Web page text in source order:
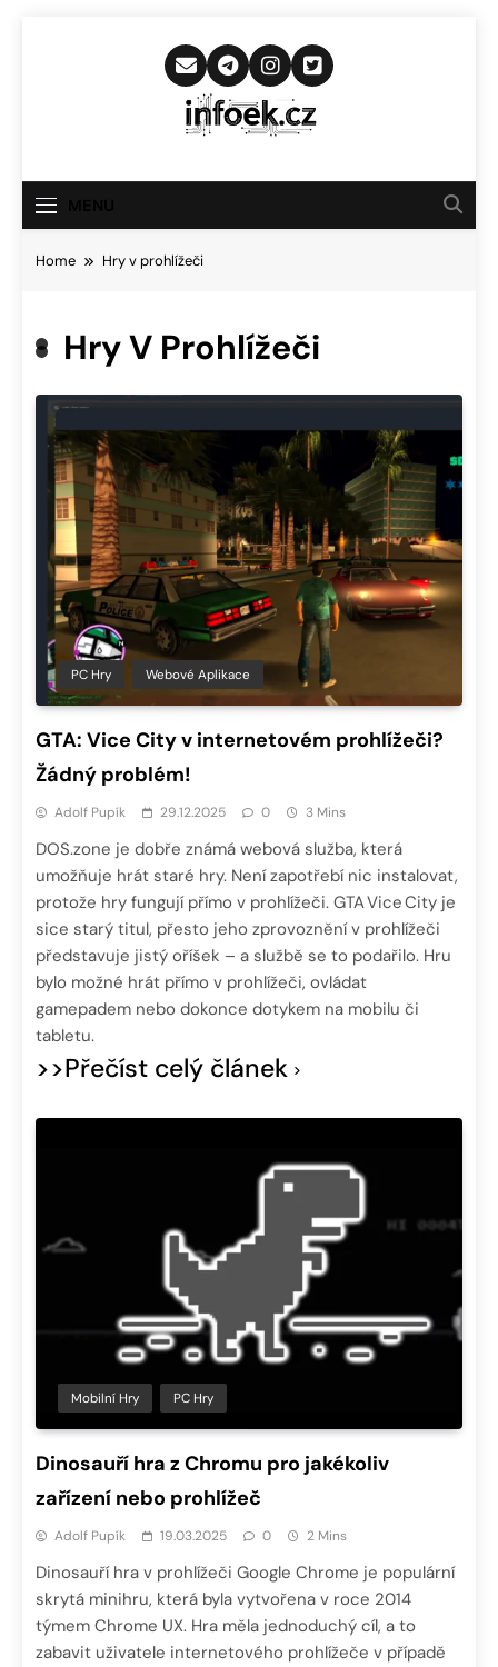
Infoek.cz
Novinkám
Home Hry v prohlížeči
Hry V Prohlížeči
PC Hry Webové Aplikace
GTA: Vice City v internetovém prohlížeči?
Žádný problém!
Adolf Pupík 29.12.2025 0 3 Mins
DOS.zone je dobře známá webová služba, která
umožňuje hrát staré hry. Není zapotřebí nic instalovat,
protože hry fungují přímo v prohlížeči. GTA Vice City je
sice starý titul, přesto jeho zprovoznění v prohlížeči
představuje jistý oříšek – a službě se to podařilo. Hru
bylo možné hrát přímo v prohlížeči, ovládat
gamepadem nebo dokonce dotykem na mobilu či
tabletu.
>>Přečíst celý článek
Mobilní Hry PC Hry
Dinosauří hra z Chromu pro jakékoliv
zařízení nebo prohlížeč
Adolf Pupík 19.03.2025 0 2 Mins
Dinosauří hra v prohlížeči Google Chrome je populární
skrytá minihru, která byla vytvořena v roce 2014
týmem Chrome UX. Hra měla jednoduchý cíl, a to
zabavit uživatele internetového prohlížeče v případě